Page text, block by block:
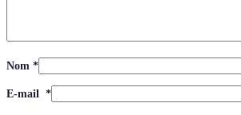
Nom *
E-mail *